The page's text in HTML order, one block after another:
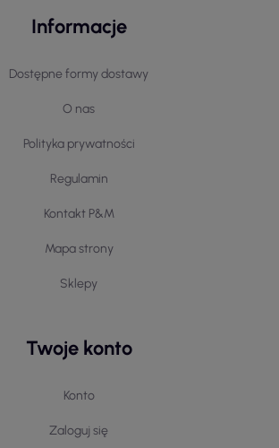
Informacje
Dostępne formy dostawy
O nas
Polityka prywatności
Regulamin
Kontakt P&M
Mapa strony
Sklepy
Twoje konto
Konto
Zaloguj się